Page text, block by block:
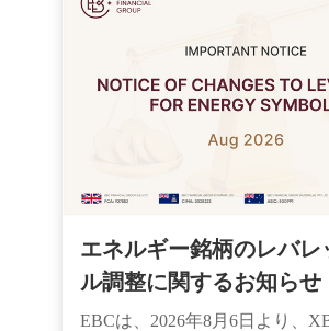
エネルギー銘柄のレバレ
ル調整に関するお知らせ
EBCは、2026年8月6日より、